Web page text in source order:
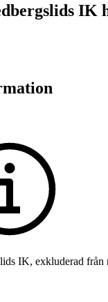
IK
IK, exkluderad från